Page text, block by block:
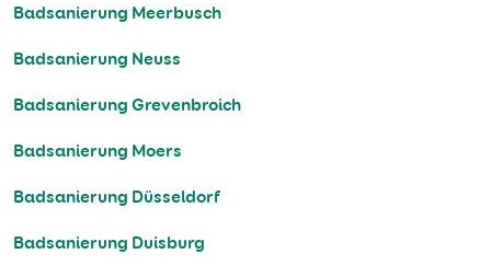
Badsanierung Meerbusch
Badsanierung Neuss
Badsanierung Grevenbroich
Badsanierung Moers
Badsanierung Düsseldorf
Badsanierung Duisburg